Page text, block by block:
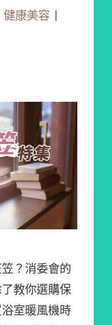
健康美容
？消委會的
教你選購保
室暖風機時